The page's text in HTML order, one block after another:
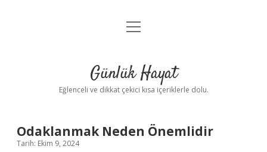
Anasayfa
Yasal Uyarı
menüyü
Günlük Hayat
Eğlenceli ve dikkat çekici kısa içeriklerle dolu.
Odaklanmak Neden Önemlidir
Tarih: Ekim 9, 2024